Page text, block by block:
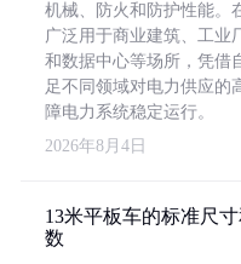
机械、防火和防护性能。
广泛用于商业建筑、工业
和数据中心等场所，凭借
足不同领域对电力供应的
障电力系统稳定运行。
2026年8月4日
13米平板车的标准尺
数